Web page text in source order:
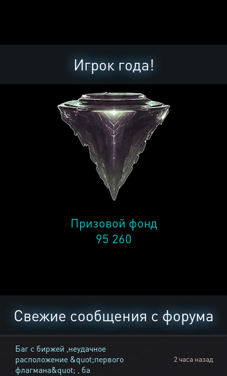
Игрок года!
Призовой фонд
95 260
Свежие сообщения с форума
Баг с биржей ,неудачное
расположение &quot;первого
флагмана&quot; , ба
2 часа назад